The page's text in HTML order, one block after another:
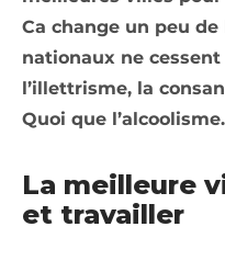
Ca change un peu de
nationaux ne
l’illettrisme, la
Quoi que
La meilleure
et travailler